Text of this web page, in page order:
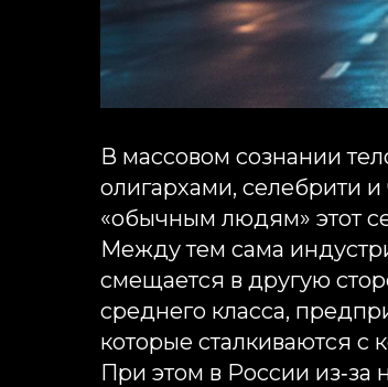
В массовом сознании
олигархами, селебрити
«обычным людям» этот
Между тем сама
смещается в другую
среднего класса,
которые сталкиваются
При этом в России из‑за